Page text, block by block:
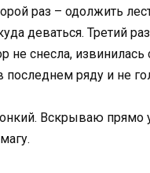
раз – одолжить
деваться. Третий
не снесла,
последнем ряду и не
Вскрываю прямо